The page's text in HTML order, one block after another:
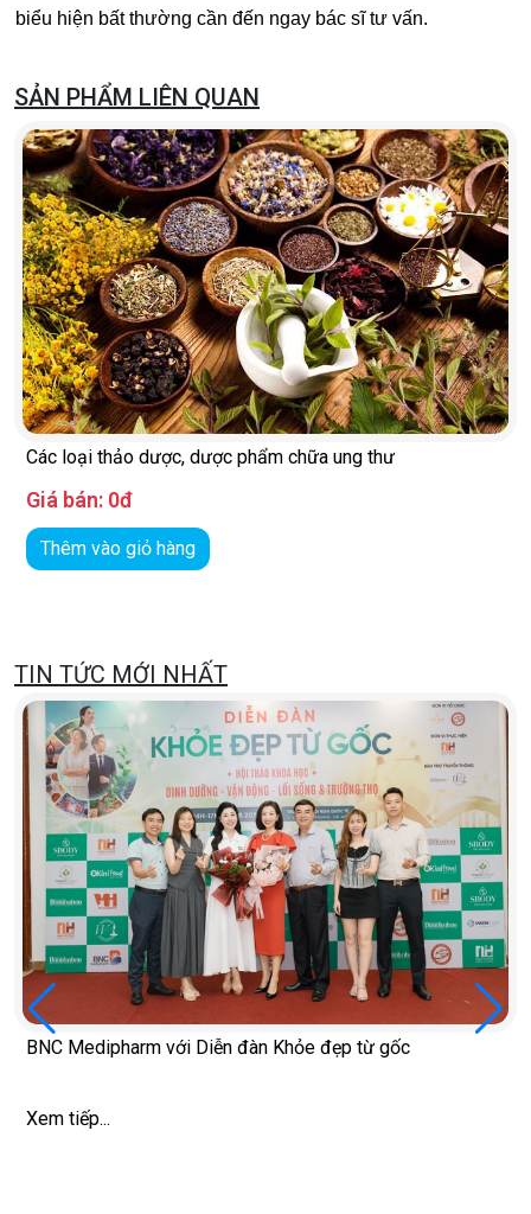
biểu hiện bất thường cần đến ngay bác sĩ tư vấn.
SẢN PHẨM LIÊN QUAN
Các loại thảo dược, dược phẩm chữa ung thư
Giá bán: 0đ
Thêm vào giỏ hàng
TIN TỨC MỚI NHẤT
BNC Medipharm với Diễn đàn Khỏe đẹp từ gốc
Xem tiếp...